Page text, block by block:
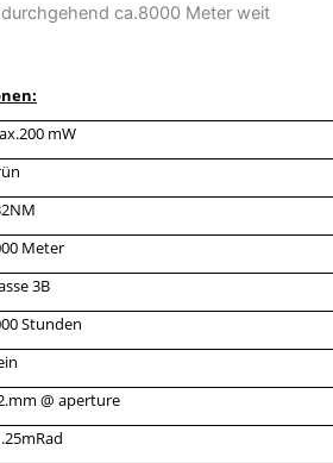
ca.8000 Meter weit
mW
Meter
3B
Stunden
@ aperture